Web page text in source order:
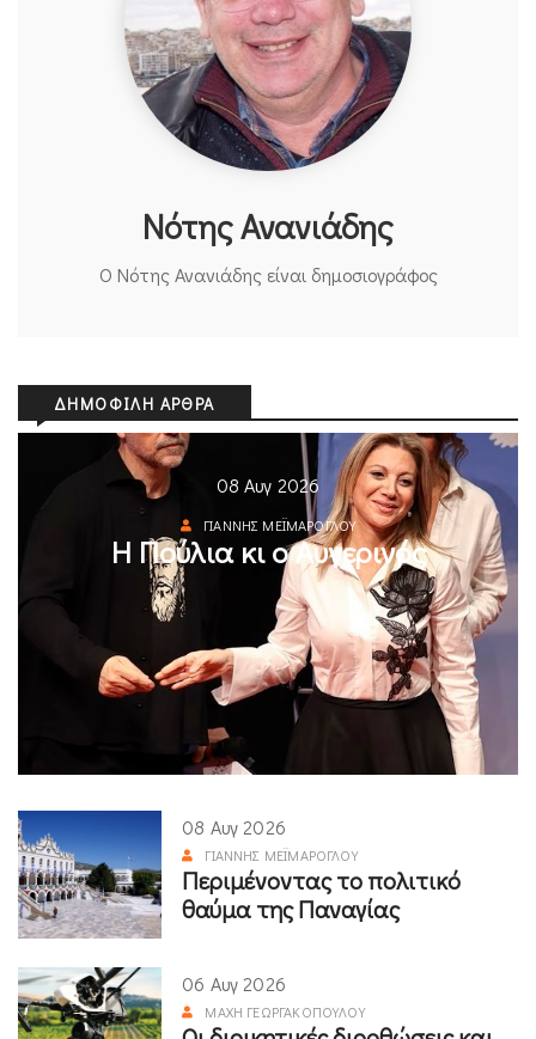
Νότης Ανανιάδης
Ο Νότης Ανανιάδης είναι δημοσιογράφος
ΔΗΜΟΦΙΛΉ ΆΡΘΡΑ
08 Αυγ 2026
ΓΙΆΝΝΗΣ ΜΕΪΜΆΡΟΓΛΟΥ
Η Πούλια κι ο Αυγερινός
08 Αυγ 2026
ΓΙΆΝΝΗΣ ΜΕΪΜΆΡΟΓΛΟΥ
Περιμένοντας το πολιτικό
θαύμα της Παναγίας
06 Αυγ 2026
ΜΆΧΗ ΓΕΩΡΓΑΚΟΠΟΎΛΟΥ